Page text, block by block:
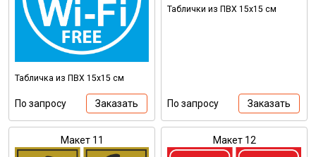
Табличка из ПВХ 15х15 см
По запросу Заказать
Таблички из ПВХ 15х15 см
По запросу Заказать
Макет 11 Макет 12